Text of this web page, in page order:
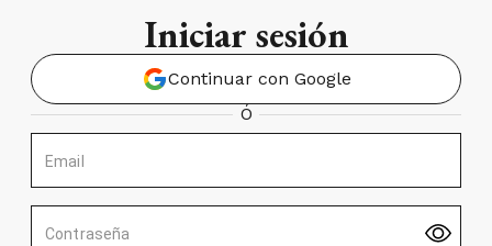
Iniciar sesión
Continuar con Google
Ó
Email
Contraseña